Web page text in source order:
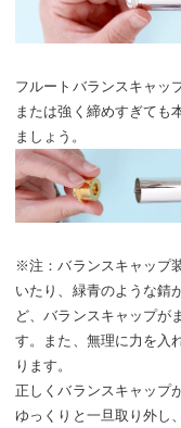
フルートバランスキャッ
または強く締めすぎても
ましょう。
※注：バランスキャップ
いたり、緑青のような錆
ど、バランスキャップが
す。また、無理に力を入
ります。
正しくバランスキャップ
ゆっくりと一旦取り外し